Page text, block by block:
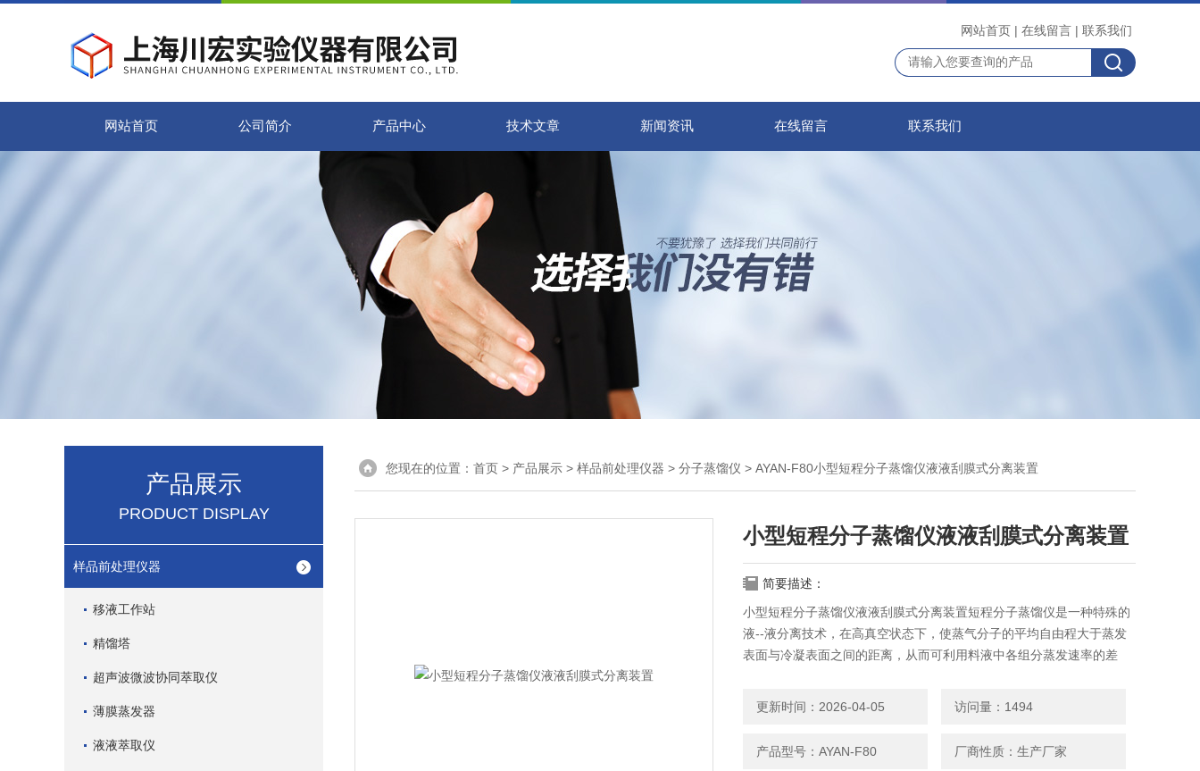
网站首页 | 在线留言 | 联系我们
网站首页 公司简介 产品中心 技术文章 新闻资讯 在线留言 联系我们
您现在的位置： 首页 > 产品展示 > 样品前处理仪器 > 分子蒸馏仪 > AYAN-F80小型短程分子蒸馏仪液液刮膜式分离装置
小型短程分子蒸馏仪液液刮膜式分离装置
简要描述：
小型短程分子蒸馏仪液液刮膜式分离装置短程分子蒸馏仪是一种特殊的
液--液分离技术，在高真空状态下，使蒸气分子的平均自由程大于蒸发
表面与冷凝表面之间的距离，从而可利用料液中各组分蒸发速率的差
更新时间：2026-04-05 访问量：1494
产品型号：AYAN-F80 厂商性质：生产厂家
产品展示
PRODUCT DISPLAY
样品前处理仪器
移液工作站
精馏塔
超声波微波协同萃取仪
薄膜蒸发器
液液萃取仪